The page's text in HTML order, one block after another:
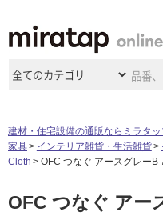
商品
洗面所・水回り
キッチン
施
施工事例 ショ
建材・住宅設備の通販ならミラタッ
家具
インテリア雑貨・生活雑貨
Cloth
OFC つなぐ アースグレーB
OFC つなぐ アー